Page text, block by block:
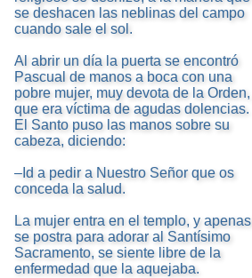
se deshacen las neblinas del campo
cuando sale el sol.
Al abrir un día la puerta se encontró
Pascual de manos a boca con una
pobre mujer, muy devota de la Orden,
que era víctima de agudas dolencias.
El Santo puso las manos sobre su
cabeza, diciendo:
–Id a pedir a Nuestro Señor que os
conceda la salud.
La mujer entra en el templo, y apenas
se postra para adorar al Santísimo
Sacramento, se siente libre de la
enfermedad que la aquejaba.